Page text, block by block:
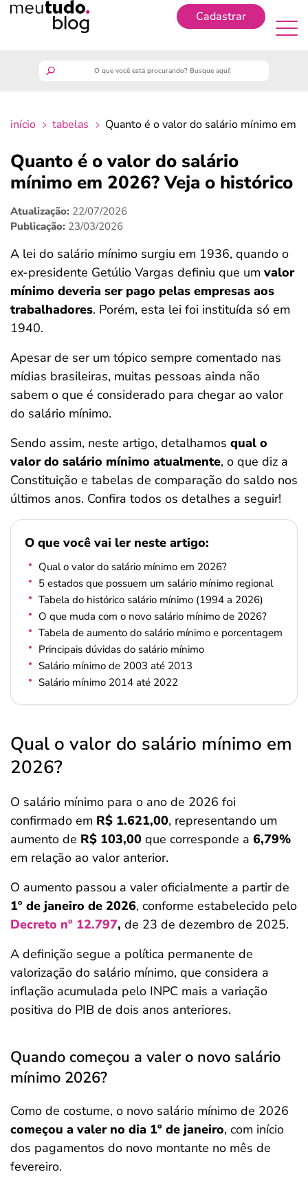
Cadastrar
finanças
benefícios
crédito fácil
últimas notícias
ferramentas
início tabelas Quanto é o valor do salário mínimo em
Quanto é o valor do salário
mínimo em 2026? Veja o histórico
Atualização: 22/07/2026
Publicação: 23/03/2026
A lei do salário mínimo surgiu em 1936, quando o
ex-presidente Getúlio Vargas definiu que um valor
mínimo deveria ser pago pelas empresas aos
trabalhadores. Porém, esta lei foi instituída só em
1940.
Apesar de ser um tópico sempre comentado nas
mídias brasileiras, muitas pessoas ainda não
sabem o que é considerado para chegar ao valor
do salário mínimo.
Sendo assim, neste artigo, detalhamos qual o
valor do salário mínimo atualmente, o que diz a
Constituição e tabelas de comparação do saldo nos
últimos anos. Confira todos os detalhes a seguir!
O que você vai ler neste artigo:
Qual o valor do salário mínimo em 2026?
5 estados que possuem um salário mínimo regional
Tabela do histórico salário mínimo (1994 a 2026)
O que muda com o novo salário mínimo de 2026?
Tabela de aumento do salário mínimo e porcentagem
Principais dúvidas do salário mínimo
Salário mínimo de 2003 até 2013
Salário mínimo 2014 até 2022
Qual o valor do salário mínimo em
2026?
O salário mínimo para o ano de 2026 foi
confirmado em R$ 1.621,00, representando um
aumento de R$ 103,00 que corresponde a 6,79%
em relação ao valor anterior.
O aumento passou a valer oficialmente a partir de
1º de janeiro de 2026, conforme estabelecido pelo
Decreto nº 12.797, de 23 de dezembro de 2025.
A definição segue a política permanente de
valorização do salário mínimo, que considera a
inflação acumulada pelo INPC mais a variação
positiva do PIB de dois anos anteriores.
Quando começou a valer o novo salário
mínimo 2026?
Como de costume, o novo salário mínimo de 2026
começou a valer no dia 1º de janeiro, com início
dos pagamentos do novo montante no mês de
fevereiro.